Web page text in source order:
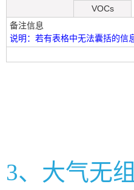
VOCs
备注信息
说明：若有表格中无法囊括的信
3、大气无